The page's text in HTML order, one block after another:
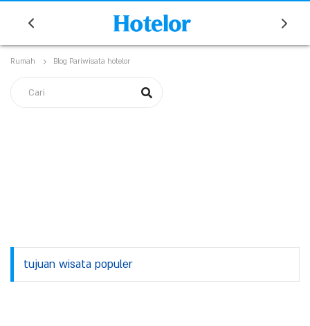
Rumah Blog Pariwisata hotelor
tujuan wisata populer